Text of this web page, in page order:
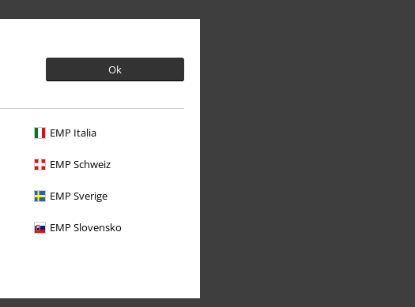
Ok
EMP Italia
EMP Schweiz
EMP Sverige
EMP Slovensko